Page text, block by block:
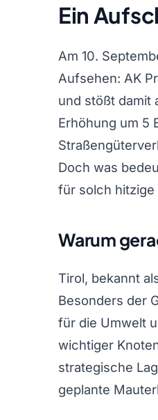
Ein
Am 10.
Aufsehen: AK
und stößt damit
Erhöhung um 5
Doch was
für solch hitzige
Warum
Tirol, bekannt
Besonders der
für die Umwelt
wichtiger
strategische
geplante